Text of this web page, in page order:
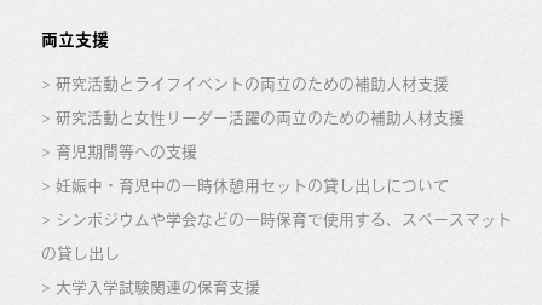
両立支援
研究活動とライフイベントの両立のための補助人材支援
研究活動と女性リーダー活躍の両立のための補助人材支援
育児期間等への支援
妊娠中・育児中の一時休憩用セットの貸し出しについて
シンポジウムや学会などの一時保育で使用する、スペースマット
の貸し出し
大学入学試験関連の保育支援